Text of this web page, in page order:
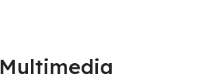
Multimedia